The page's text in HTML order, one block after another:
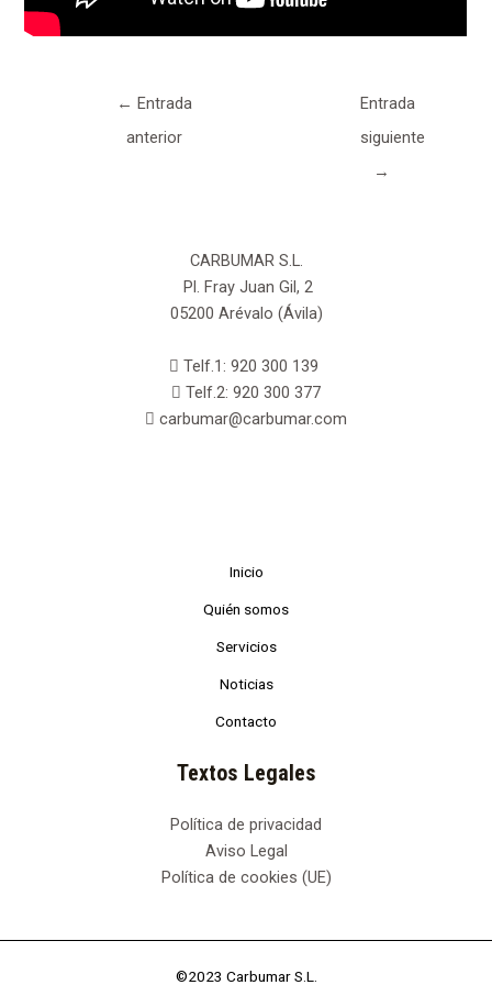
← Entrada
anterior
Entrada
siguiente
→
CARBUMAR S.L.
Pl. Fray Juan Gil, 2
05200 Arévalo (Ávila)
Telf.1: 920 300 139
Telf.2: 920 300 377
carbumar@carbumar.com
Inicio
Quién somos
Servicios
Noticias
Contacto
Textos Legales
Política de privacidad
Aviso Legal
Política de cookies (UE)
©2023 Carbumar S.L.